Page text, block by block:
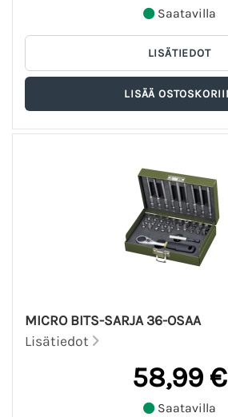
Saatavilla
MICRO BITS-SARJA 36-OSAA
Lisätiedot
58,99 €
Saatavilla